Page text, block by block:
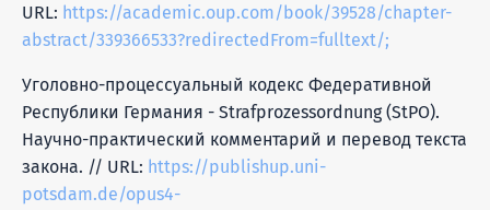
URL: https://academic.oup.com/book/39528/chapter-
abstract/339366533?redirectedFrom=fulltext/;
Уголовно-процессуальный кодекс Федеративной
Республики Германия - Strafprozessordnung (StPO).
Научно-практический комментарий и перевод текста
закона. // URL: https://publishup.uni-
potsdam.de/opus4-